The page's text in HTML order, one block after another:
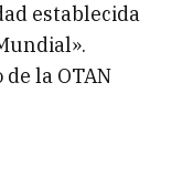
establecida
la OTAN